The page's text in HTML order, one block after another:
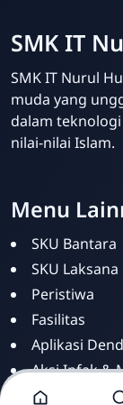
SMK IT
SMK IT Nurul
muda yang
dalam
nilai-nilai Islam.
Menu
SKU Bantara
SKU Laksana
Peristiwa
Fasilitas
Aplikasi
Aksi Infak &
Dashboar